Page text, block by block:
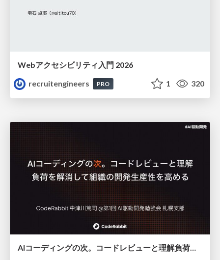
Webアクセシビリティ入門 2026
recruitengineers
PRO 1 320
AIコーディングの次。コードレビューと理解負荷を解消して組織の開発生産性を高める